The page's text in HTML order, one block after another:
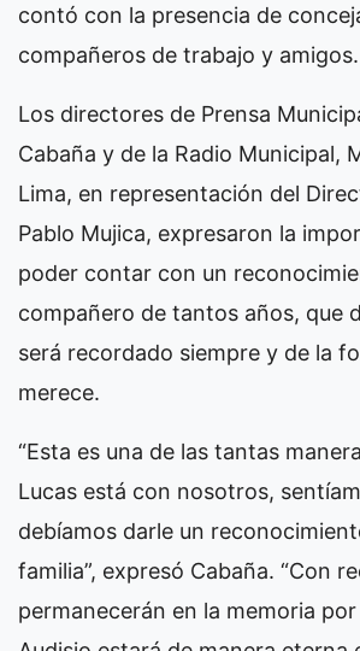
contó con la presencia de
compañeros de trabajo y amigos.
Los directores de Prensa
Cabaña y de la Radio Municipal,
Lima, en representación del
Pablo Mujica, expresaron la
poder contar con un
compañero de tantos años, que
será recordado siempre y de la
merece.
“Esta es una de las tantas
Lucas está con nosotros,
debíamos darle un
familia”, expresó Cabaña. “Con
permanecerán en la memoria